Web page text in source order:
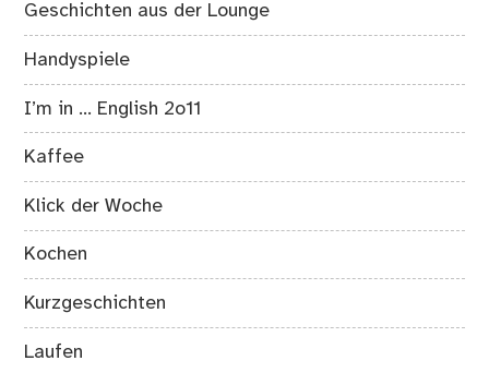
Geschichten aus der Lounge
Handyspiele
I’m in … English 2o11
Kaffee
Klick der Woche
Kochen
Kurzgeschichten
Laufen